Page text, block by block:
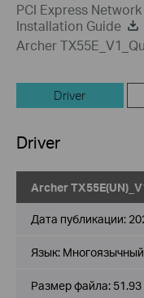
PCI Express
Installation Guide
Archer
Driver
Driver
Archer
Дата публикации:
Язык: Многоязычный
Размер файла: 51.93